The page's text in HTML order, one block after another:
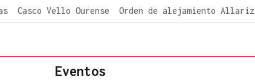
Casco Vello Ourense Orden de alejamiento Allariz
Eventos